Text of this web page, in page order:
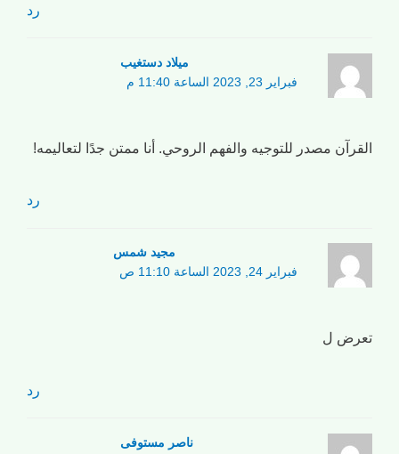
رد
میلاد دستغیب
فبراير 23, 2023 الساعة 11:40 م
القرآن مصدر للتوجيه والفهم الروحي. أنا ممتن جدًا لتعاليمه!
رد
مجید شمس
فبراير 24, 2023 الساعة 11:10 ص
تعرض ل
رد
ناصر مستوفی